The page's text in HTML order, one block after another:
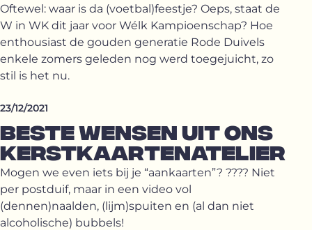
Oftewel: waar is da (voetbal)feestje? Oeps, staat de
W in WK dit jaar voor Wélk Kampioenschap? Hoe
enthousiast de gouden generatie Rode Duivels
enkele zomers geleden nog werd toegejuicht, zo
stil is het nu.
23/12/2021
BESTE WENSEN UIT ONS
KERSTKAARTEN­ATELIER
Mogen we even iets bij je “aankaarten”? ???? Niet
per postduif, maar in een video vol
(dennen)naalden, (lijm)spuiten en (al dan niet
alcoholische) bubbels!